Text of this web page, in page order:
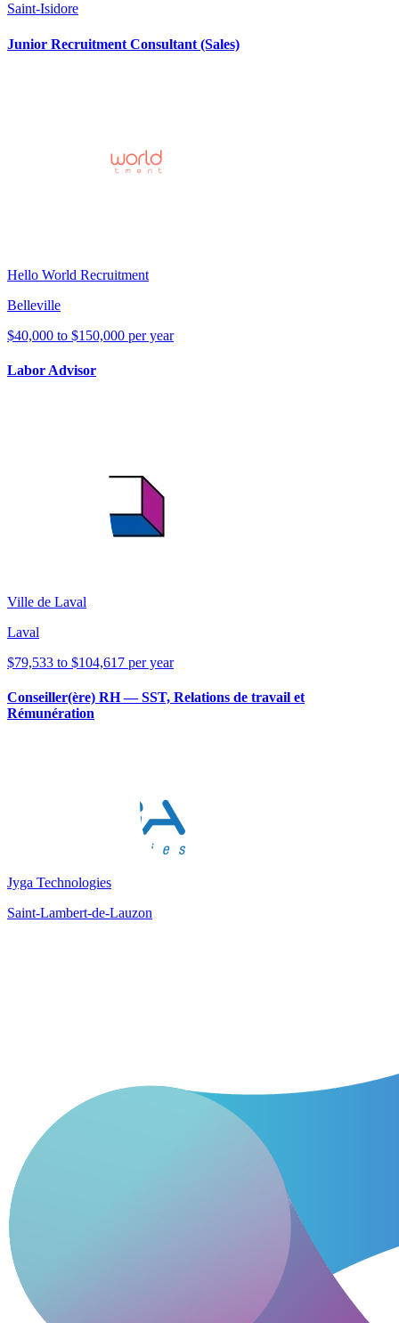
Saint-Isidore
Junior Recruitment Consultant (Sales)
Hello World Recruitment
Belleville
$40,000 to $150,000 per year
Labor Advisor
Ville de Laval
Laval
$79,533 to $104,617 per year
Conseiller(ère) RH — SST, Relations de travail et
Rémunération
Jyga Technologies
Saint-Lambert-de-Lauzon